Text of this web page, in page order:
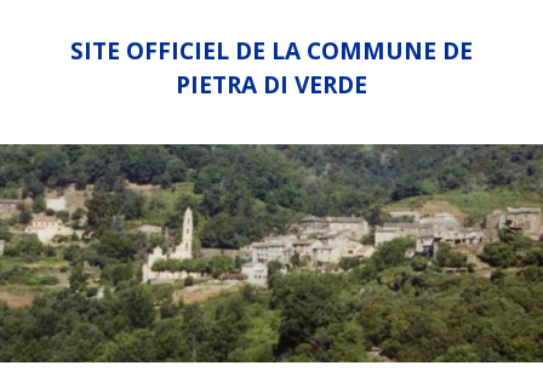
SITE OFFICIEL DE LA COMMUNE DE
PIETRA DI VERDE